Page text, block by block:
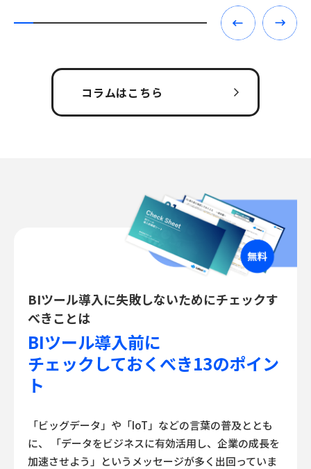
コラムはこちら
BIツール導入に失敗しないためにチェックす
べきことは
BIツール導入前に
チェックしておくべき13のポイン
ト
「ビッグデータ」や「IoT」などの言葉の普及ととも
に、
「データをビジネスに有効活用し、企業の成長を
加速させよう」というメッセージが多く出回っていま